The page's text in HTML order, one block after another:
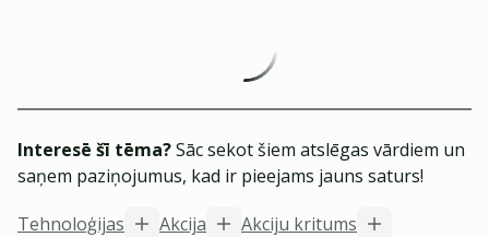
Interesē šī tēma?Sāc sekot šiem atslēgas vārdiem un
saņem paziņojumus, kad ir pieejams jauns saturs!
Tehnoloģijas
Akcija Akciju kritums